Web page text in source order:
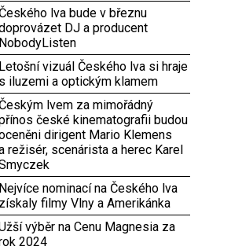
Českého lva bude v březnu
DJ a producent
NobodyListen
Letošní vizuál Českého lva si hraje
s iluzemi a optickým klamem
Českým lvem za mimořádný
české kinematografii budou
dirigent Mario Klemens
režisér, scenárista a herec Karel
Nejvíce nominací na Českého lva
získaly filmy Vlny a Amerikánka
výběr na Cenu Magnesia za
2024